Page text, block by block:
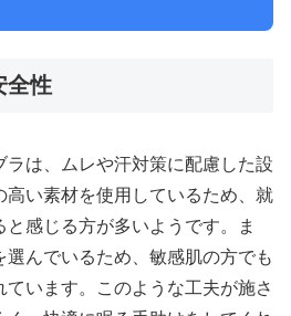
全性
ラは、ムレや汗対策に配慮した設
高い素材を使用しているため、就
感じる方が多いようです。ま
んでいるため、敏感肌の方でも
います。このような工夫が施さ